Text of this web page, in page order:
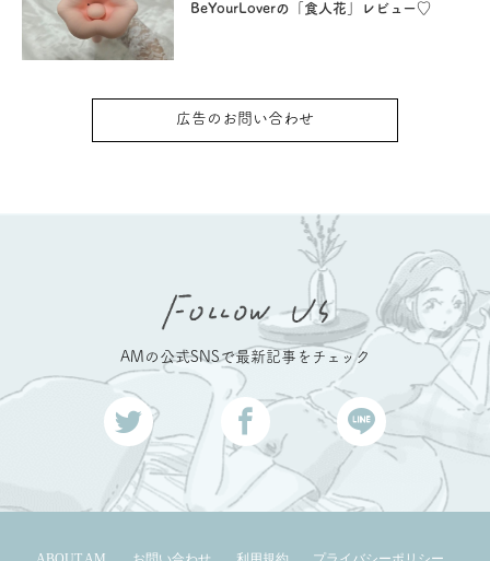
BeYourLoverの「食人花」レビュー♡
広告のお問い合わせ
AMの公式SNSで最新記事をチェック